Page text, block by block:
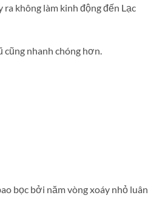
không làm kinh động đến Lạc
nhanh chóng hơn.
bọc bởi năm vòng xoáy nhỏ luân